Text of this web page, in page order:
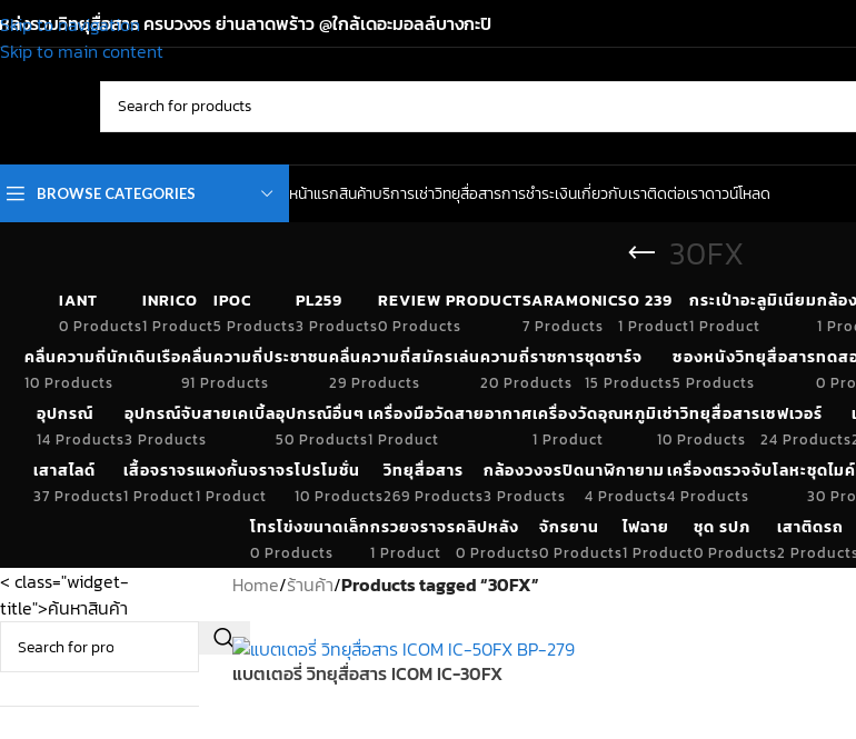
Skip to navigation
Skip to main content
ล่งรวมวิทยุสื่อสาร ครบวงจร ย่านลาดพร้าว @ใกล้เดอะมอลล์บางกะปิ
BROWSE CATEGORIES หน้าแรกสินค้าบริการเช่าวิทยุสื่อสารการชำระเงินเกี่ยวกับเราติดต่อเราดาวน์โหลด
30FX
IANT
0 Products
INRICO
1 Product
IPOC
5 Products
PL259
3 Products
REVIEW PRODUCT
0 Products
SARAMONIC
7 Products
SO 239
1 Product
กระเป๋าอะลูมิเนียม
1 Product
กล้อ
1
คลื่นความถี่นักเดินเรือ
10 Products
คลื่นความถี่ประชาชน
91 Products
คลื่นความถี่สมัครเล่น
29 Products
ความถี่ราชการ
20 Products
ชุดชาร์จ
15 Products
ซองหนังวิทยุสื่อสาร
5 Products
ทดส
0
อุปกรณ์
14 Products
อุปกรณ์จับสายเคเบิ้ล
3 Products
อุปกรณ์อื่นๆ
50 Products
เครื่องมือวัดสายอากาศ
1 Product
เครื่องวัดอุณหภูมิ
1 Product
เช่าวิทยุสื่อสาร
10 Products
เซฟเวอร์
24 Products
เสาสไลด์
37 Products
เสื้อจราจร
1 Product
แผงกั้นจราจร
1 Product
โปรโมชั่น
10 Products
วิทยุสื่อสาร
269 Products
กล้องวงจรปิด
3 Products
นาฬิกายาม
4 Products
เครื่องตรวจจับโลหะ
4 Products
ชุดไม
30
โทรโข่งขนาดเล็ก
0 Products
กรวยจราจร
1 Product
คลิปหลัง
0 Products
จักรยาน
0 Products
ไฟฉาย
1 Product
ชุด รปภ
0 Products
เสาติดรถ
2
< class="widget-
title">ค้นหาสินค้า
Home/ร้านค้า/Products tagged “30FX”
แบตเตอรี่ วิทยุสื่อสาร ICOM IC-30FX